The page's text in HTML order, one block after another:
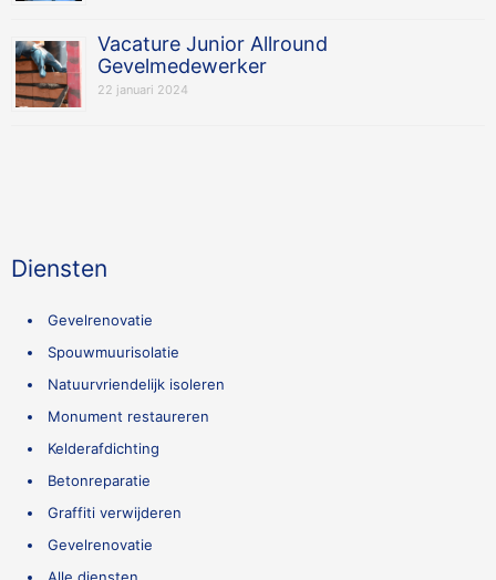
Vacature Junior Allround
Gevelmedewerker
22 januari 2024
Diensten
Gevelrenovatie
Spouwmuurisolatie
Natuurvriendelijk isoleren
Monument restaureren
Kelderafdichting
Betonreparatie
Graffiti verwijderen
Gevelrenovatie